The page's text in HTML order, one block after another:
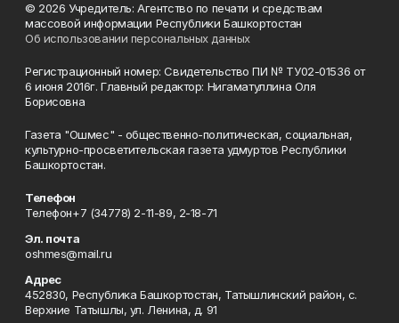
© 2026 Учредитель: Агентство по печати и средствам
массовой информации Республики Башкортостан
Об использовании персональных данных
Регистрационный номер: Свидетельство ПИ № ТУ02-01536 от
6 июня 2016г. Главный редактор: Нигаматуллина Оля
Борисовна
Газета "Ошмес" - общественно-политическая, социальная,
культурно-просветительская газета удмуртов Республики
Башкортостан.
Телефон
Телефон+7 (34778) 2-11-89, 2-18-71
Эл. почта
oshmes@mail.ru
Адрес
452830, Республика Башкортостан, Татышлинский район, с.
Верхние Татышлы, ул. Ленина, д. 91